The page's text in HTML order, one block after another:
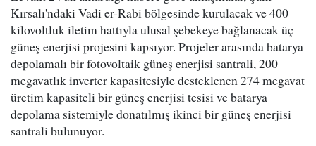
Kırsalı'ndaki Vadi er-Rabi bölgesinde kurulacak ve 400
kilovoltluk iletim hattıyla ulusal şebekeye bağlanacak üç
güneş enerjisi projesini kapsıyor. Projeler arasında batarya
depolamalı bir fotovoltaik güneş enerjisi santrali, 200
megavatlık inverter kapasitesiyle desteklenen 274 megavat
üretim kapasiteli bir güneş enerjisi tesisi ve batarya
depolama sistemiyle donatılmış ikinci bir güneş enerjisi
santrali bulunuyor.